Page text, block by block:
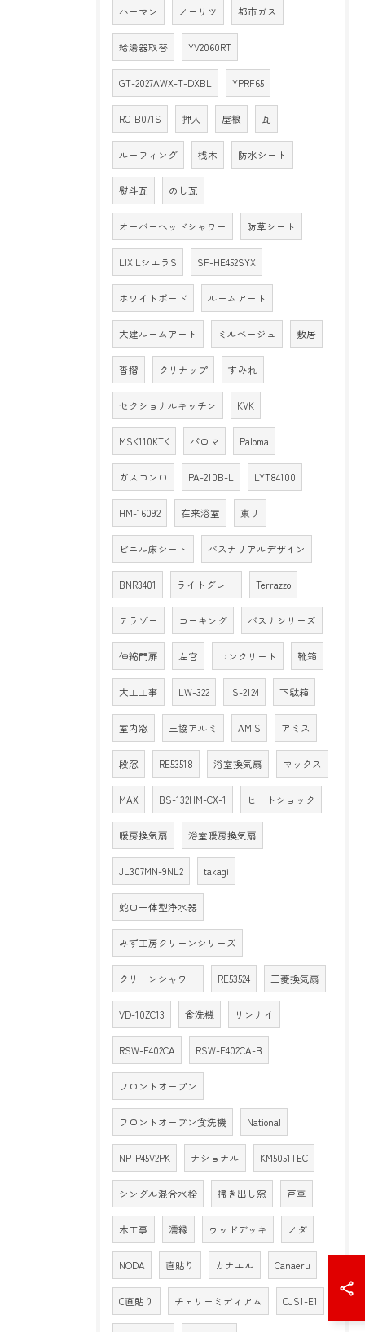
ハーマン ノーリツ 都市ガス
給湯器取替 YV2060RT
GT-2027AWX-T-DXBL YPRF65
RC-B071S 押入 屋根 瓦
ルーフィング 桟木 防水シート
熨斗瓦 のし瓦
オーバーヘッドシャワー 防草シート
LIXILシエラS SF-HE452SYX
ホワイトボード ルームアート
大建ルームアート ミルベージュ 敷居
沓摺 クリナップ すみれ
セクショナルキッチン KVK
MSK110KTK パロマ Paloma
ガスコンロ PA-210B-L LYT84100
HM-16092 在来浴室 東リ
ビニル床シート バスナリアルデザイン
BNR3401 ライトグレー Terrazzo
テラゾー コーキング バスナシリーズ
伸縮門扉 左官 コンクリート 靴箱
大工工事 LW-322 IS-2124 下駄箱
室内窓 三協アルミ AMiS アミス
段窓 RE53518 浴室換気扇 マックス
MAX BS-132HM-CX-1 ヒートショック
暖房換気扇 浴室暖房換気扇
JL307MN-9NL2 takagi
蛇口一体型浄水器
みず工房クリーンシリーズ
クリーンシャワー RE53524 三菱換気扇
VD-10ZC13 食洗機 リンナイ
RSW-F402CA RSW-F402CA-B
フロントオープン
フロントオープン食洗機 National
NP-P45V2PK ナショナル KM5051TEC
シングル混合水栓 掃き出し窓 戸車
木工事 濡縁 ウッドデッキ ノダ
NODA 直貼り カナエル Canaeru
C直貼り チェリーミディアム CJS1-E1